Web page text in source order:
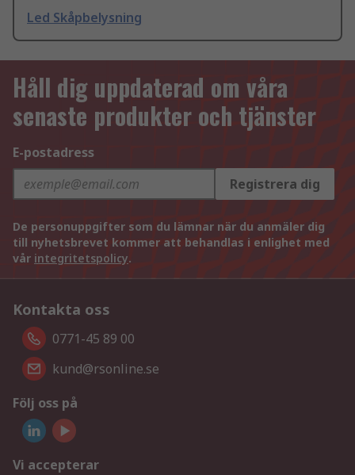
Led Skåpbelysning
Håll dig uppdaterad om våra
senaste produkter och tjänster
E-postadress
Registrera dig
De personuppgifter som du lämnar när du anmäler dig
till nyhetsbrevet kommer att behandlas i enlighet med
vår integritetspolicy.
Kontakta oss
0771-45 89 00
kund@rsonline.se
Följ oss på
Vi accepterar